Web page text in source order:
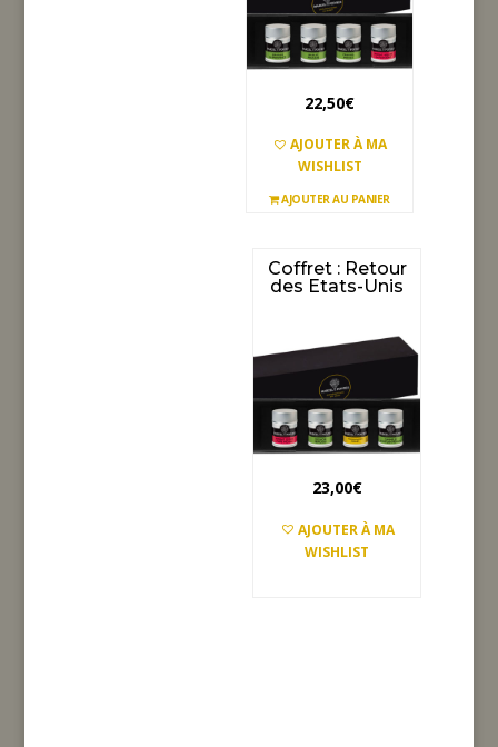
AJOUTER À MA
WISHLIST
22,50€
AJOUTER AU PANIER
AJOUTER À MA
WISHLIST
Coffret : Retour
des Etats-Unis
23,00€
RUPTURE DE
STOCK